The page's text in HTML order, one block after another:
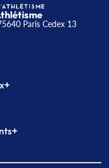
Paris Cedex 13
+
+